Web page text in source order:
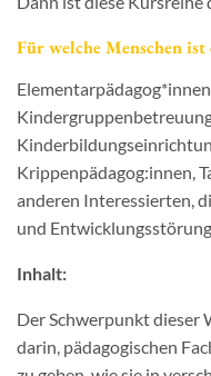
Für welche Menschen
Krippenpädagog:innen,
anderen Interessierten,
und
Inhalt:
Der Schwerpunkt
darin, pädagogischen